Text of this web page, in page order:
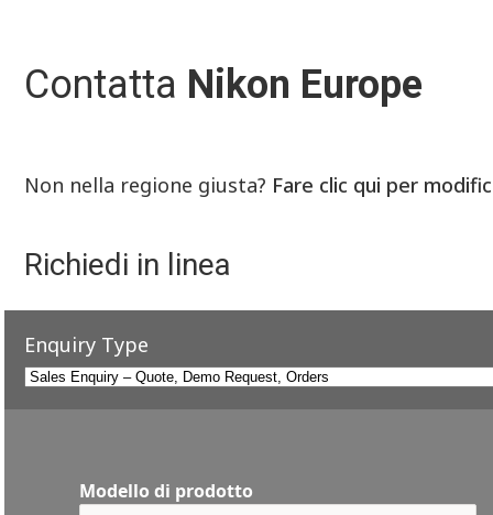
Contatta Nikon Europe
Non nella regione giusta? Fare clic qui per
Richiedi in linea
Enquiry Type
Modello di prodotto